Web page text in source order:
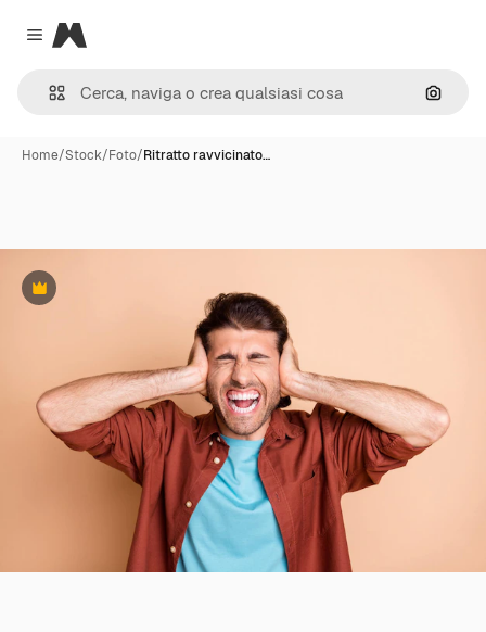
Close menu
Magnific
Cerca
Home/Stock/Foto/Ritratto ravvicinato…
Premium